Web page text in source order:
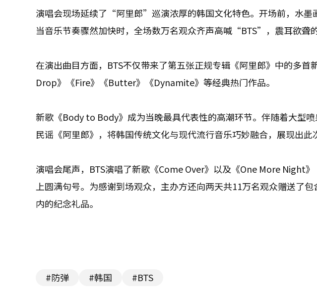
演唱会现场延续了“阿里郎”巡演浓厚的韩国文化特色。开场前，水墨
当音乐节奏骤然加快时，全场数万名观众齐声高喊“BTS”，震耳欲聋
在演出曲目方面，BTS不仅带来了第五张正规专辑《阿里郎》中的多首
Drop》《Fire》《Butter》《Dynamite》等经典热门作品。
新歌《Body to Body》成为当晚最具代表性的高潮环节。伴随着大型
民谣《阿里郎》，将韩国传统文化与现代流行音乐巧妙融合，展现出
演唱会尾声，BTS演唱了新歌《Come Over》以及《One More Night
上圆满句号。为感谢到场观众，主办方还向两天共11万名观众赠送了
内的纪念礼品。
#防弹 #韩国 #BTS